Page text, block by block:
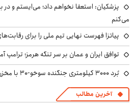
پزشکیان: استعفا نخواهم داد؛ می‌ایستم و
می‌کنم
پیاتزا فهرست نهایی تیم ملی را برای
توافق ایران و عمان بر سر تنگه هرمز؛
بُرد ۳۰۰۰ کیلومتری جنگنده سوخو-۳۰ با مخزن سوخت ۹.۶ تُنی
آخرین مطالب